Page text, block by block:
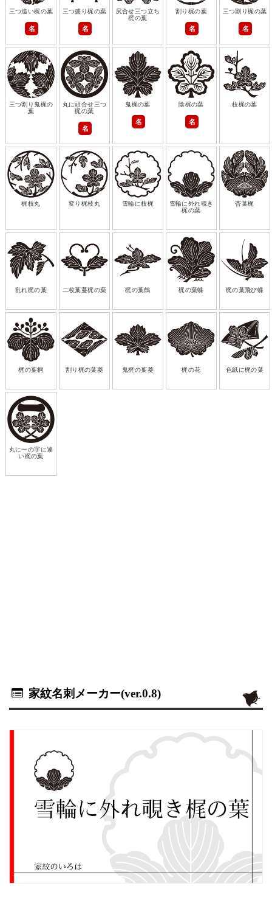
三つ追い梶の葉
名
三つ盛り梶の葉
名
尻合せ三つ立ち
梶の葉
割り梶の葉
名
三つ割り梶の葉
名
三つ割り鬼梶の
葉
丸に頭合せ三つ
梶の葉
名
鬼梶の葉
名
陰梶の葉
名
枝梶の葉
梶枝丸 変り梶枝丸 雪輪に枝梶
雪輪に外れ覗き
梶の葉
杏葉梶
乱れ梶の葉 二枚葉蔓梶の葉 梶の葉鶴 梶の葉蝶 梶の葉飛び蝶
梶の葉桐 割り梶の葉菱 鬼梶の葉菱 梶の花 色紙に梶の葉
丸に一の字に違
い梶の葉
家紋名刺メーカー(ver.0.8)